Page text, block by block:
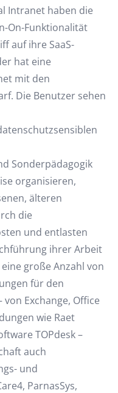
Intranet haben die
On-Funktionalität
auf ihre SaaS-
hat eine
mit den
Die Benutzer sehen
Sonderpädagogik
organisieren,
älteren
die
und entlasten
ihrer Arbeit
große Anzahl von
für den
Exchange, Office
wie Raet
TOPdesk –
auch
und
ParnasSys,